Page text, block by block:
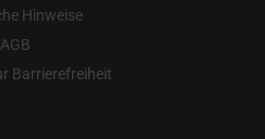
Hinweise
AGB
Barrierefreiheit